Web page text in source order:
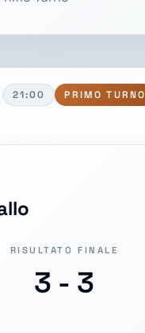
21:00
PRIMO TURNO
RISULTATO FINALE
3 - 3